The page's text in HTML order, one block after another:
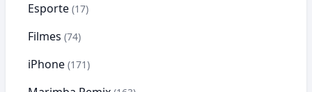
Esporte (17)
Filmes (74)
iPhone (171)